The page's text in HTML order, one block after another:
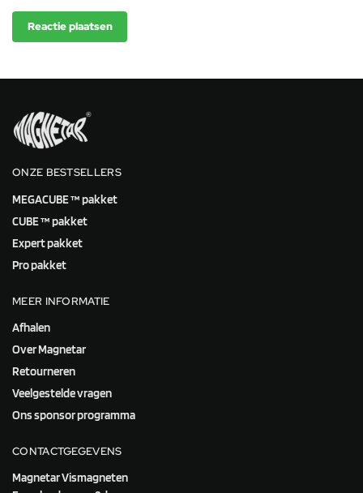
ONZE BESTSELLERS
MEGACUBE ™ pakket
CUBE ™ pakket
Expert pakket
Pro pakket
MEER INFORMATIE
Afhalen
Over Magnetar
Retourneren
Veelgestelde vragen
Ons sponsor programma
CONTACTGEGEVENS
Magnetar Vismagneten